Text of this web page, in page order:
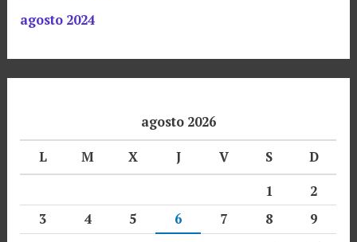
agosto 2024
agosto 2026
L
M X J V S
D
1
2
3
4 5 6 7 8
9